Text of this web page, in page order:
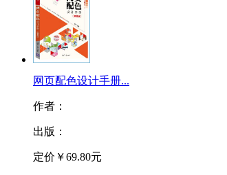
网页配色设计手册...
作者：
出版：
定价 ￥69.80元